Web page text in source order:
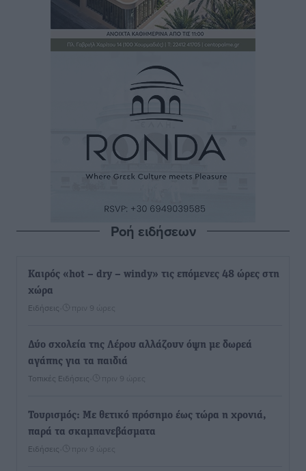
Ροή ειδήσεων
Καιρός «hot – dry – windy» τις επόμενες 48 ώρες στη
χώρα
Ειδήσεις πριν 9 ώρες
Δύο σχολεία της Λέρου αλλάζουν όψη με δωρεά
αγάπης για τα παιδιά
Τοπικές Ειδήσεις πριν 9 ώρες
Τουρισμός: Με θετικό πρόσημο έως τώρα η χρονιά,
παρά τα σκαμπανεβάσματα
Ειδήσεις πριν 9 ώρες